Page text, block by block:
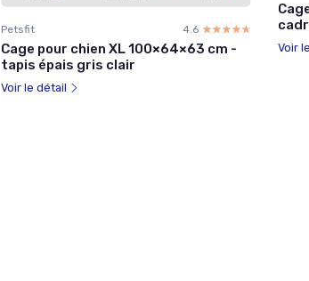
Petsfit 4.6 ☆☆☆☆☆
★★★★★
Cage pour chien XL 100×64×63 cm -
tapis épais gris clair
Voir le détail
Voir